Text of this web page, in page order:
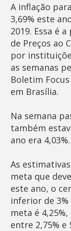
A inflação
3,69% este
2019. Essa é
de Preços ao
por
as semanas
Boletim
em Brasília.
Na semana
também
ano era 4,03%.
As
meta que
este ano, o
inferior de 3%
meta é
entre 2,75% e